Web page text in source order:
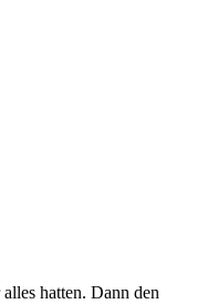
hatten. Dann den